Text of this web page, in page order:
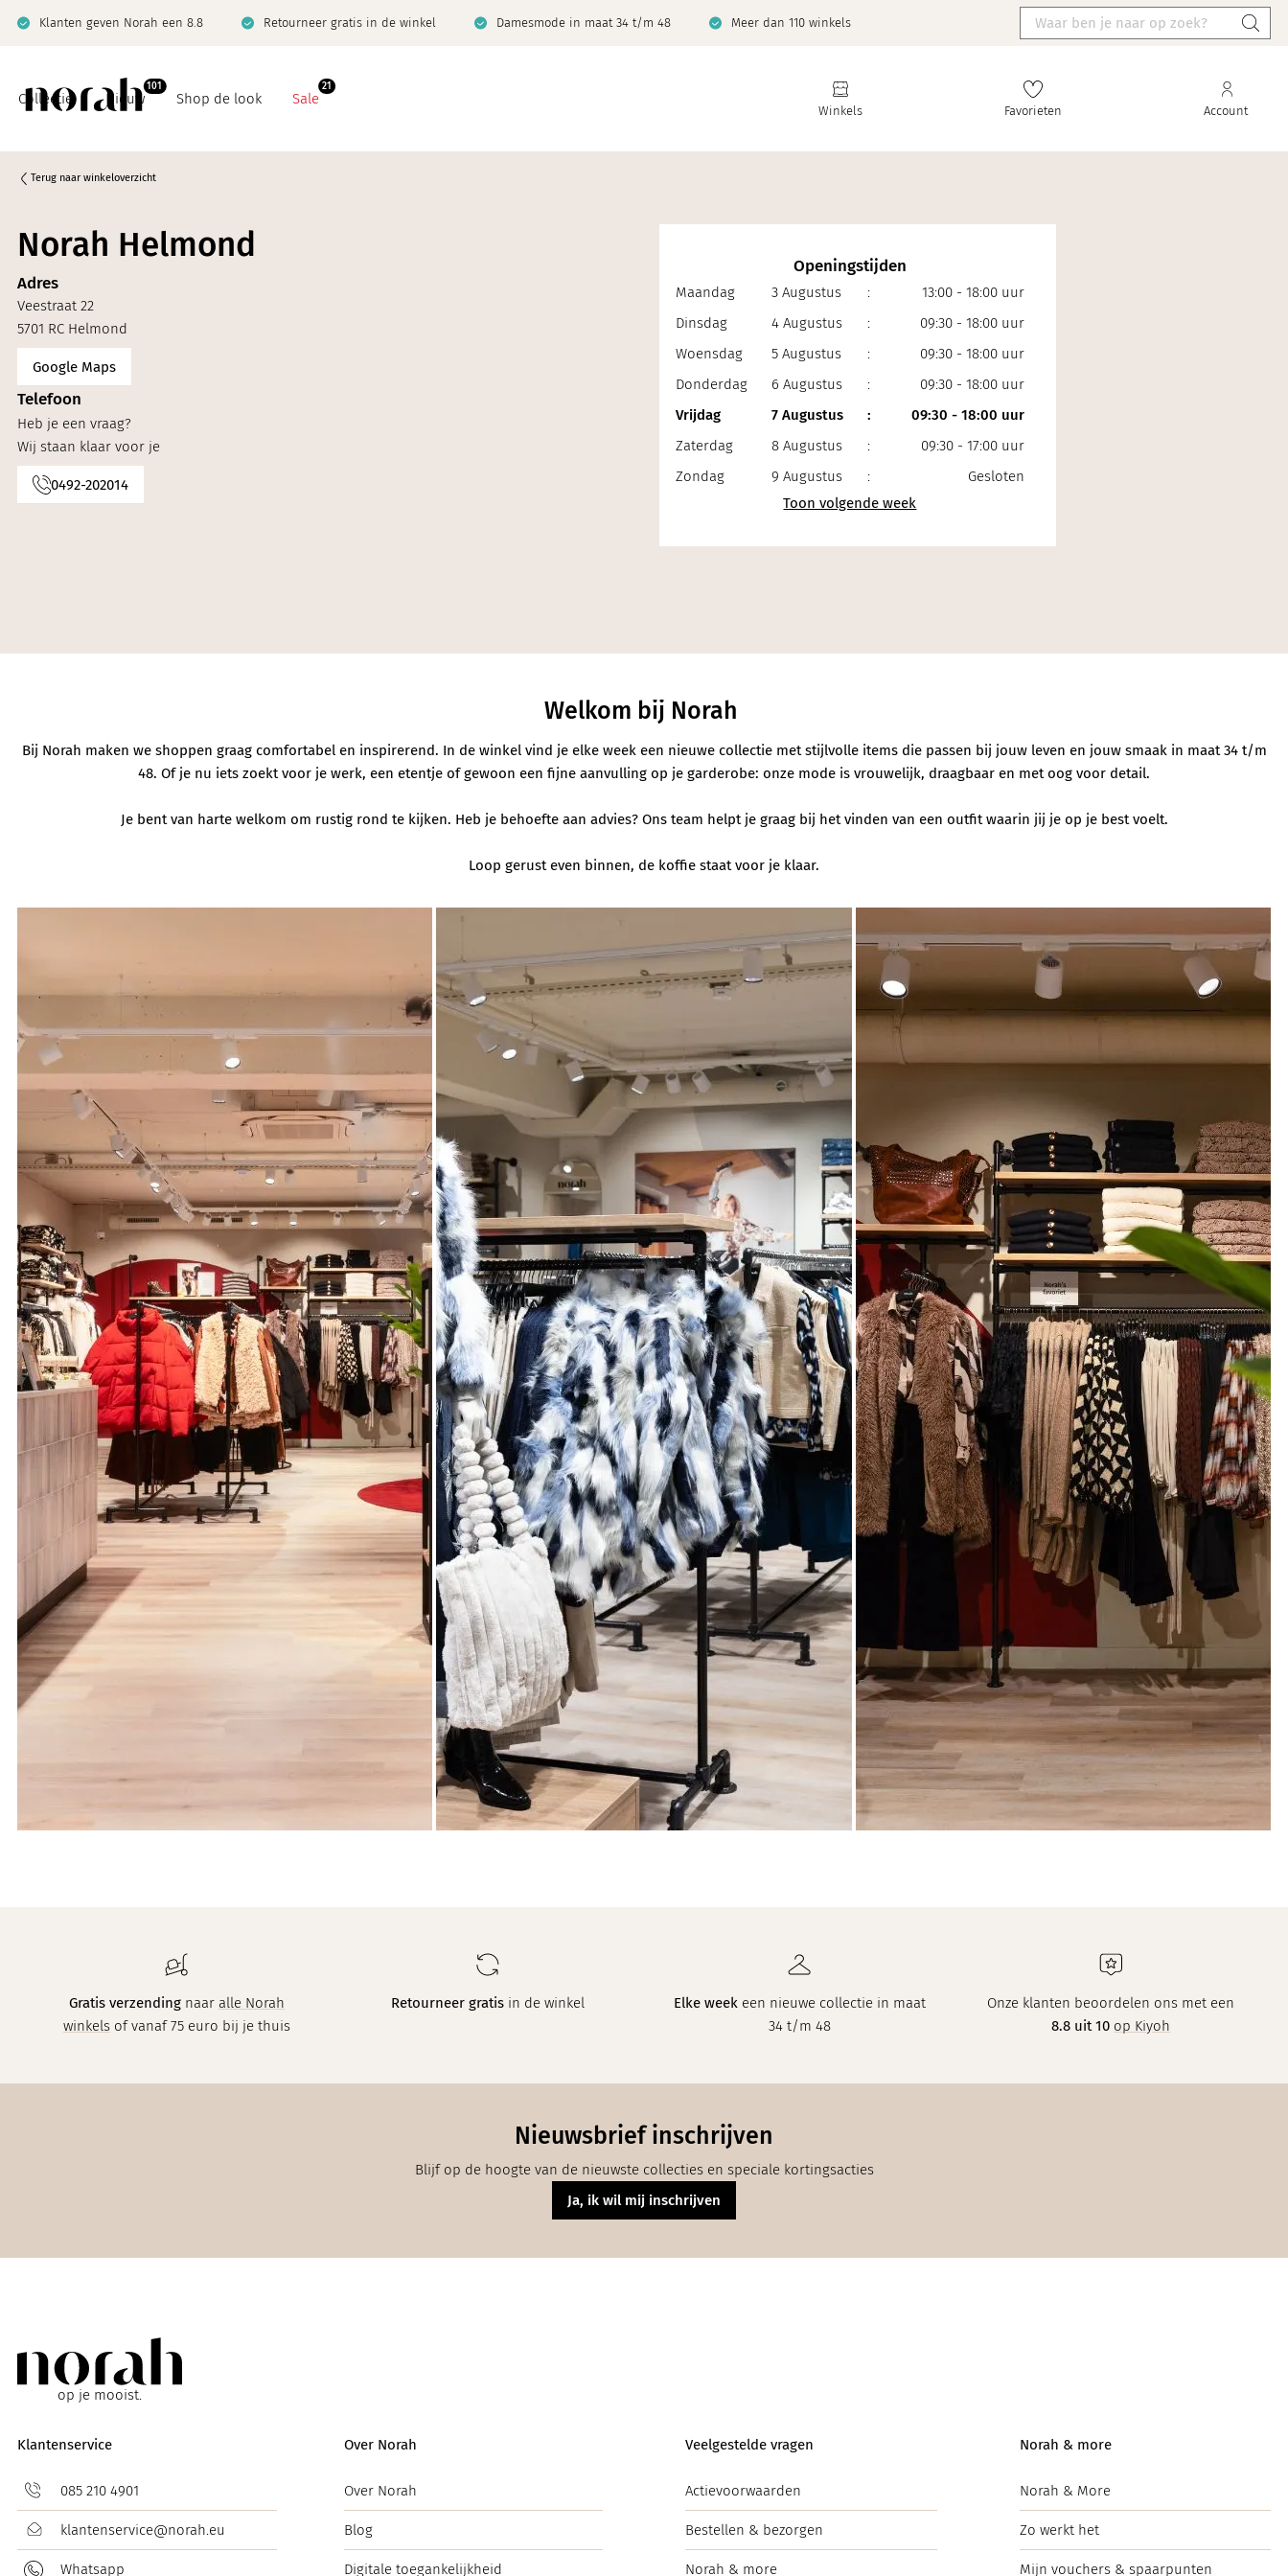
Klanten geven Norah een 8.8 Retourneer gratis in de winkel Damesmode in maat 34 t/m 48 Meer dan 110 winkels
Winkels Favorieten Account
Collectie Nieuw
101
Shop de look Sale
21
Terug naar winkeloverzicht
Norah Helmond
Adres
Veestraat 22
5701 RC Helmond
Google Maps
Telefoon
Heb je een vraag?
Wij staan klaar voor je
0492-202014
Openingstijden
Maandag 3 Augustus :
13:00 - 18:00 uur
Dinsdag
4 Augustus :
09:30 - 18:00 uur
Woensdag
5 Augustus :
09:30 - 18:00 uur
Donderdag
6 Augustus :
09:30 - 18:00 uur
Vrijdag
7 Augustus :
09:30 - 18:00 uur
Zaterdag
8 Augustus :
09:30 - 17:00 uur
Zondag
9 Augustus : Gesloten
Welkom bij Norah
Bij Norah maken we shoppen graag comfortabel en inspirerend. In de winkel vind je elke week een nieuwe collectie met stijlvolle items die passen bij jouw leven en jouw smaak in maat 34 t/m
48. Of je nu iets zoekt voor je werk, een etentje of gewoon een fijne aanvulling op je garderobe: onze mode is vrouwelijk, draagbaar en met oog voor detail.
Je bent van harte welkom om rustig rond te kijken. Heb je behoefte aan advies? Ons team helpt je graag bij het vinden van een outfit waarin jij je op je best voelt.
Loop gerust even binnen, de koffie staat voor je klaar.
Gratis verzendingnaar alle Norah
winkelsof vanaf 75 euro bij je thuis
Retourneer gratis in de winkel Elke weekeen nieuwe collectie in maat
34 t/m 48
Onze klanten beoordelen ons met een
8.8 uit 10 op Kiyoh
Nieuwsbrief inschrijven
Blijf op de hoogte van de nieuwste collecties en speciale kortingsacties
Ja, ik wil mij inschrijven
op je mooist.
Klantenservice
085 210 4901
klantenservice@norah.eu
Whatsapp
Over Norah
Over Norah
Blog
Digitale toegankelijkheid
Veelgestelde vragen
Actievoorwaarden
Bestellen & bezorgen
Norah & more
Norah & more
Norah & More
Zo werkt het
Mijn vouchers & spaarpunten